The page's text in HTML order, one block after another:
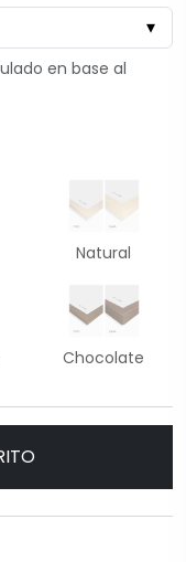
en base al
Natural
Chocolate